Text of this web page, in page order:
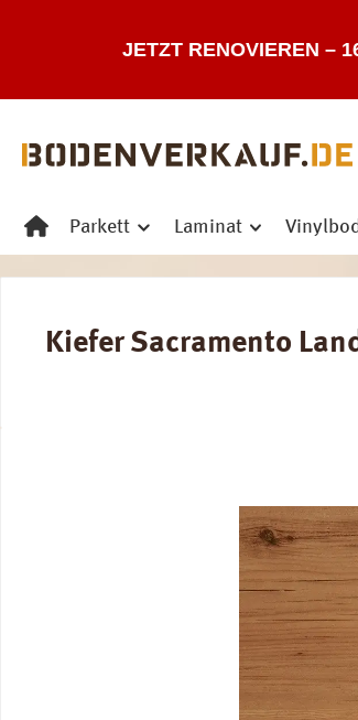
JETZT RENOVIEREN –
Parkett Laminat
Kiefer Sacramento